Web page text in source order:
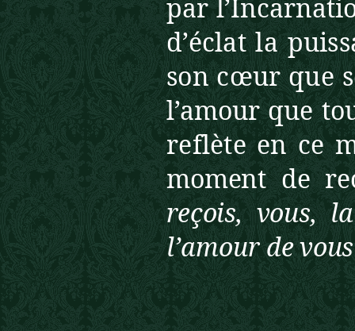
par
d’éclat la
son cœur que
l’amour que
reflète en ce
moment de
reçois, vous,
l’amour de